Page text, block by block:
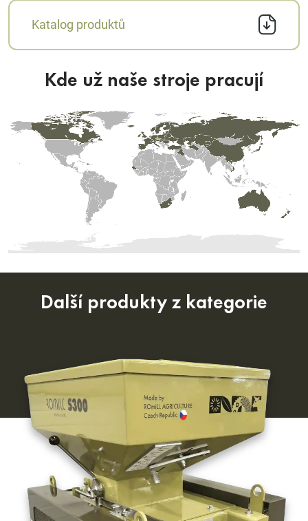
Katalog produktů
Kde už naše stroje pracují
Další produkty z kategorie